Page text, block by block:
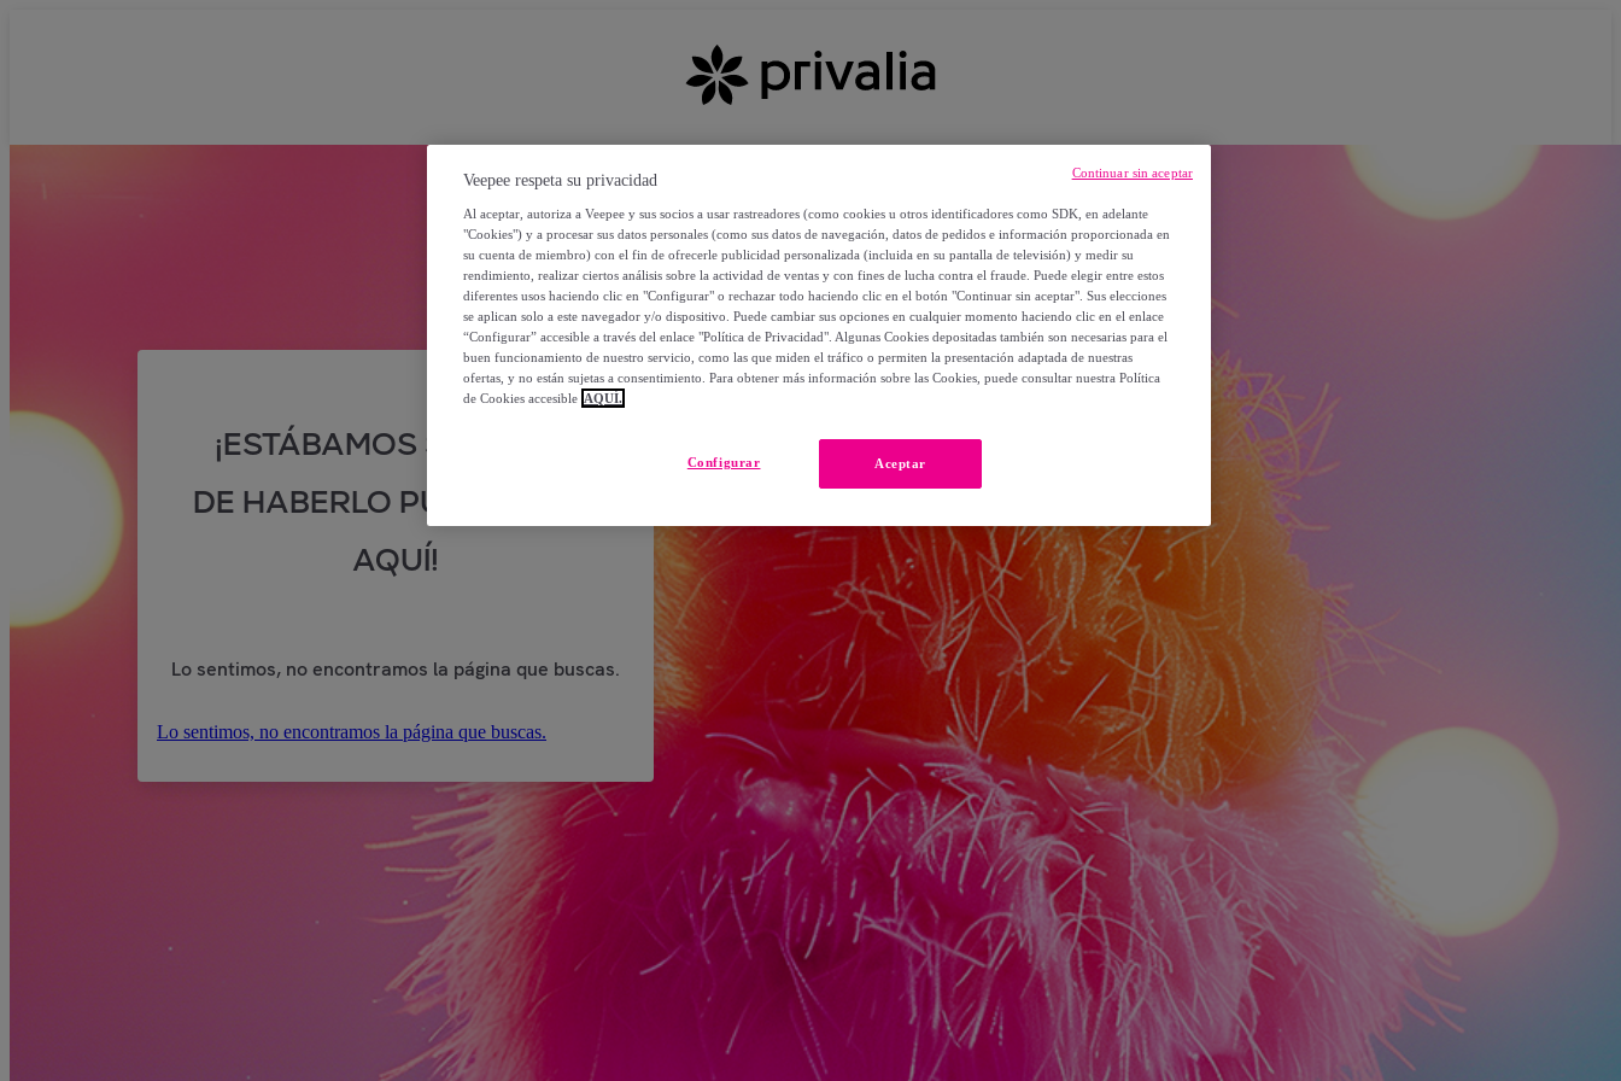
¡ESTÁBAMOS SEGUROS
DE HABERLO PUESTO POR
AQUÍ!
Lo sentimos, no encontramos la página que buscas.
Lo sentimos, no encontramos la página que buscas.
Veepee respeta su privacidad
Al aceptar, autoriza a Veepee y sus socios a usar rastreadores (como cookies u otros identificadores como SDK, en adelante
"Cookies") y a procesar sus datos personales (como sus datos de navegación, datos de pedidos e información proporcionada en
su cuenta de miembro) con el fin de ofrecerle publicidad personalizada (incluida en su pantalla de televisión) y medir su
rendimiento, realizar ciertos análisis sobre la actividad de ventas y con fines de lucha contra el fraude. Puede elegir entre estos
diferentes usos haciendo clic en "Configurar" o rechazar todo haciendo clic en el botón "Continuar sin aceptar". Sus elecciones
se aplican solo a este navegador y/o dispositivo. Puede cambiar sus opciones en cualquier momento haciendo clic en el enlace
“Configurar” accesible a través del enlace "Política de Privacidad". Algunas Cookies depositadas también son necesarias para el
buen funcionamiento de nuestro servicio, como las que miden el tráfico o permiten la presentación adaptada de nuestras
ofertas, y no están sujetas a consentimiento. Para obtener más información sobre las Cookies, puede consultar nuestra Política
de Cookies accesible AQUÍ.
Aceptar
Configurar
Continuar sin aceptar